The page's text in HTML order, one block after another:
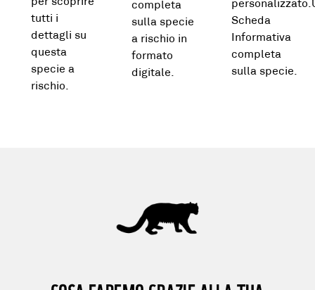
tutti i
dettagli su
questa
specie a
rischio.
completa
sulla specie
a rischio in
formato
digitale.
Scheda
Informativa
completa
sulla specie.